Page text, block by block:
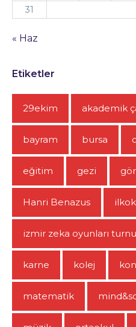
31
« Haz
Etiketler
29ekim akademik
bayram bursa
eğitim gezi
Hanri Benazus
izmir zeka oyunları
karne kolej
matematik